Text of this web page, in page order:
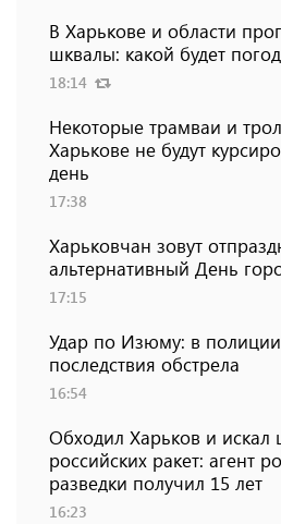
В Харькове и области
шквалы: какой будет
18:14
Некоторые трамваи и
Харькове не будут
день
17:38
Харьковчан зовут
альтернативный День
17:15
Удар по Изюму: в
последствия обстрела
16:54
Обходил Харьков и искал
российских ракет: агент
разведки получил 15 лет
16:23